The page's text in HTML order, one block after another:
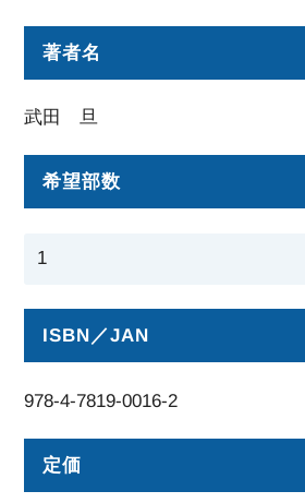
著者名
武田 旦
希望部数
ISBN／JAN
978-4-7819-0016-2
定価